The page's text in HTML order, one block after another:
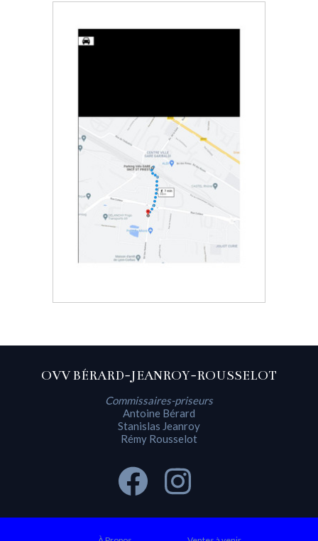
OVV BÉRARD-JEANROY-ROUSSELOT
Commissaires-priseurs
Antoine Bérard
Stanislas Jeanroy
Rémy Rousselot